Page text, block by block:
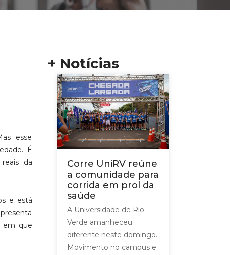
esse
É
da
e está
em que
+ Notícias
Corre UniRV reúne
a comunidade para
corrida em prol da
saúde
A Universidade de Rio
Verde amanheceu
diferente neste domingo.
Movimento no campus e